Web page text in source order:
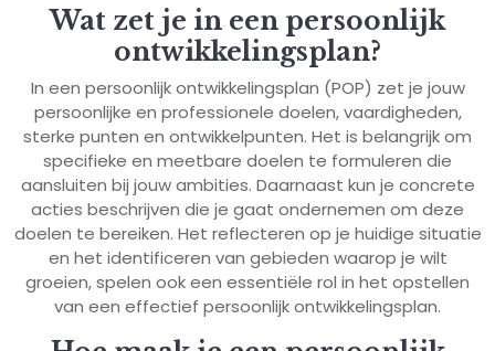
Wat zet je in een persoonlijk
ontwikkelingsplan?
In een persoonlijk ontwikkelingsplan (POP) zet je jouw
persoonlijke en professionele doelen, vaardigheden,
sterke punten en ontwikkelpunten. Het is belangrijk om
specifieke en meetbare doelen te formuleren die
aansluiten bij jouw ambities. Daarnaast kun je concrete
acties beschrijven die je gaat ondernemen om deze
doelen te bereiken. Het reflecteren op je huidige situatie
en het identificeren van gebieden waarop je wilt
groeien, spelen ook een essentiële rol in het opstellen
van een effectief persoonlijk ontwikkelingsplan.